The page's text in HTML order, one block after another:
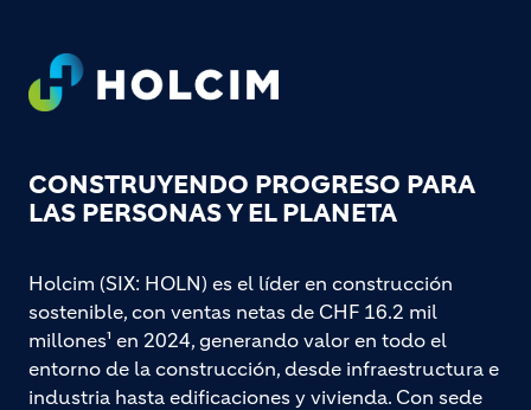
Footer
CONSTRUYENDO PROGRESO PARA
LAS PERSONAS Y EL PLANETA
Holcim (SIX: HOLN) es el líder en construcción
sostenible, con ventas netas de CHF 16.2 mil
millones¹ en 2024, generando valor en todo el
entorno de la construcción, desde infraestructura e
industria hasta edificaciones y vivienda. Con sede